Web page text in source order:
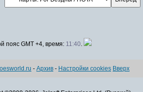
пояс GMT +4, время: 11:40.
- Архив - Настройки cookies Вверх